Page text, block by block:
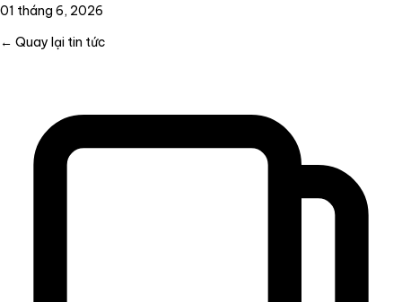
01 tháng 6, 2026
← Quay lại tin tức